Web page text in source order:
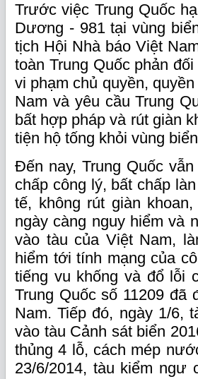
Trước việc Trung Quốc
Dương - 981 tại vùng
tịch Hội Nhà báo Việt
toàn Trung Quốc phản
vi phạm chủ quyền,
Nam và yêu cầu Trung
bất hợp pháp và rút giàn
tiện hộ tống khỏi vùng
Đến nay, Trung Quốc
chấp công lý, bất chấp
tế, không rút giàn
ngày càng nguy hiểm và
vào tàu của Việt Nam,
hiểm tới tính mạng của
tiếng vu khống và đổ lỗi
Trung Quốc số 11209 đã
Nam. Tiếp đó, ngày 1/6,
vào tàu Cảnh sát biển
thủng 4 lỗ, cách mép
23/6/2014, tàu kiểm ngư